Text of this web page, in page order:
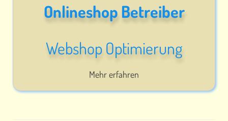
Onlineshop Betreiber
Webshop Optimierung
Mehr erfahren